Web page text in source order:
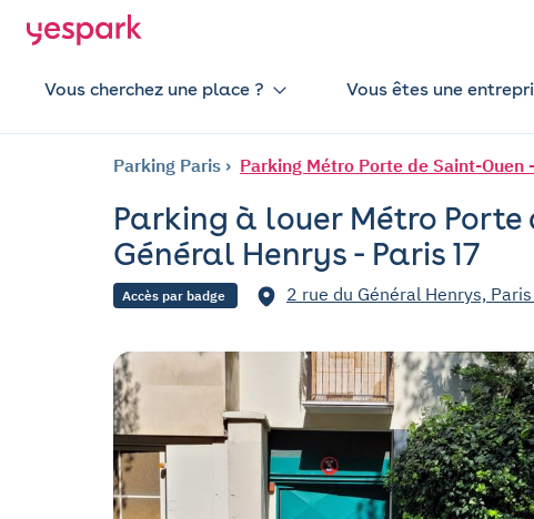
Vous cherchez une place ? Vous êtes une
Parking Paris Parking Métro Porte de Saint-Ouen
Parking à louer Métro Porte
Général Henrys - Paris 17
Accès par badge 2 rue du Général Henrys,